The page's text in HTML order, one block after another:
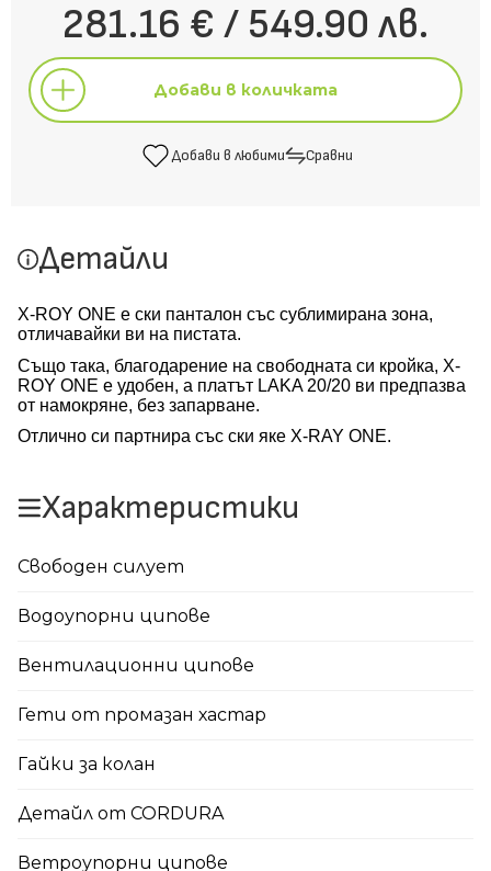
281.16 € / 549.90 лв.
Добави в количката
Добави в любими Сравни
Детайли
X-ROY ONE е ски панталон със сублимирана зона,
отличавайки ви на пистата.
Също така, благодарение на свободната си кройка, X-
ROY ONE е удобен, а платът LAKA 20/20 ви предпазва
от намокряне, без запарване.
Отлично си партнира със ски яке X-RAY ONE.
Характеристики
Свободен силует
Водоупорни ципове
Вентилационни ципове
Гети от промазан хастар
Гайки за колан
Детайл от CORDURA
Ветроупорни ципове